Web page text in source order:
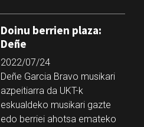
Doinu berrien plaza:
Deñe
2022/07/24
Deñe Garcia Bravo musikari
azpeitiarra da UKT-k
eskualdeko musikari gazte
edo berriei ahotsa emateko